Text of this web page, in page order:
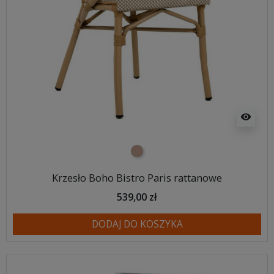
visibility
jasnobrązowy
Krzesło Boho Bistro Paris rattanowe
539,00 zł
DODAJ DO KOSZYKA